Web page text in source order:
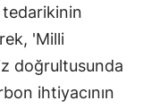
tedarikinin
'Milli
doğrultusunda
ihtiyacının